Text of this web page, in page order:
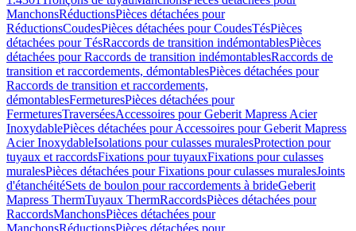
ManchonsRéductionsPièces détachées pour
RéductionsCoudesPièces détachées pour CoudesTésPièces
détachées pour TésRaccords de transition indémontablesPièces
détachées pour Raccords de transition indémontablesRaccords de
transition et raccordements, démontablesPièces détachées pour
Raccords de transition et raccordements,
démontablesFermeturesPièces détachées pour
FermeturesTraverséesAccessoires pour Geberit Mapress Acier
InoxydablePièces détachées pour Accessoires pour Geberit Mapress
Acier InoxydableIsolations pour culasses muralesProtection pour
tuyaux et raccordsFixations pour tuyauxFixations pour culasses
muralesPièces détachées pour Fixations pour culasses muralesJoints
d'étanchéitéSets de boulon pour raccordements à brideGeberit
Mapress ThermTuyaux ThermRaccordsPièces détachées pour
RaccordsManchonsPièces détachées pour
ManchonsRéductionsPièces détachées pour